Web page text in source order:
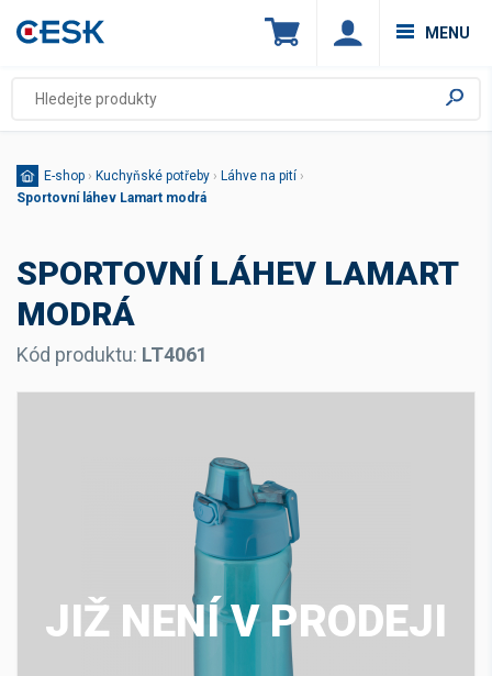
MENU
E-shop › Kuchyňské potřeby › Láhve na pití ›
Sportovní láhev Lamart modrá
SPORTOVNÍ LÁHEV LAMART
MODRÁ
Kód produktu: LT4061
JIŽ NENÍ V PRODEJI